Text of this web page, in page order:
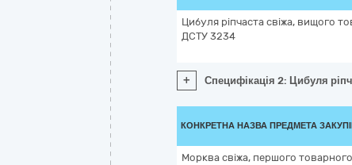
Цибуля ріпчаста свіжа, вищого
ДСТУ 3234
+ Специфікація 2: Цибуля
КОНКРЕТНА НАЗВА ПРЕДМЕТА
Морква свіжа, першого